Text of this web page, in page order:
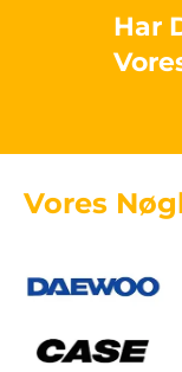
Har
Vores